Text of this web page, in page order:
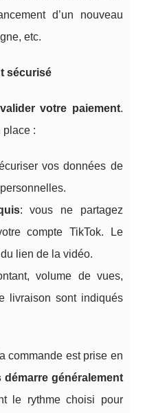
d’un nouveau
etc.
sécurisé
valider votre paiement.
place :
vos données de
: vous ne partagez
compte TikTok. Le
lien de la vidéo.
volume de vues,
livraison sont indiqués
commande est prise en
démarre généralement
le rythme choisi pour